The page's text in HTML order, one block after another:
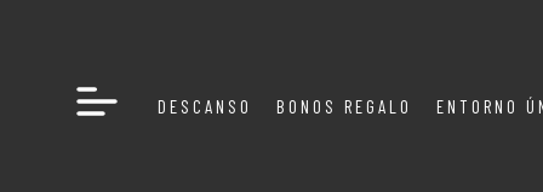
DESCANSO BONOS REGALO ENTORNO